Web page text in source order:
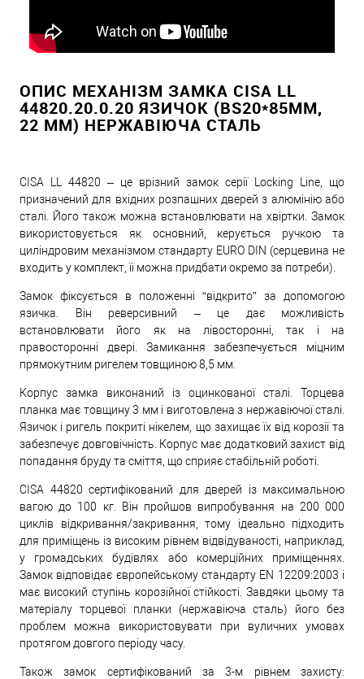
ОПИС МЕХАНІЗМ ЗАМКА CISA LL
44820.20.0.20 ЯЗИЧОК (BS20*85ММ,
22 ММ) НЕРЖАВІЮЧА СТАЛЬ
CISA LL 44820 – це врізний замок серії Locking Line, що
призначений для вхідних розпашних дверей з алюмінію або
сталі. Його також можна встановлювати на хвіртки. Замок
використовується як основний, керується ручкою та
циліндровим механізмом стандарту EURO DIN (серцевина не
входить у комплект, її можна придбати окремо за потреби).
Замок фіксується в положенні “відкрито” за допомогою
язичка. Він реверсивний – це дає можливість
встановлювати його як на лівосторонні, так і на
правосторонні двері. Замикання забезпечується міцним
прямокутним ригелем товщиною 8,5 мм.
Корпус замка виконаний із оцинкованої сталі. Торцева
планка має товщину 3 мм і виготовлена з нержавіючої сталі.
Язичок і ригель покриті нікелем, що захищає їх від корозії та
забезпечує довговічність. Корпус має додатковий захист від
попадання бруду та сміття, що сприяє стабільній роботі.
CISA 44820 сертифікований для дверей із максимальною
вагою до 100 кг. Він пройшов випробування на 200 000
циклів відкривання/закривання, тому ідеально підходить
для приміщень із високим рівнем відвідуваності, наприклад,
у громадських будівлях або комерційних приміщеннях.
Замок відповідає європейському стандарту EN 12209:2003 і
має високий ступінь корозійної стійкості. Завдяки цьому та
матеріалу торцевої планки (нержавіюча сталь) його без
проблем можна використовувати при вуличних умовах
протягом довгого періоду часу.
Також замок сертифікований за 3-м рівнем захисту: